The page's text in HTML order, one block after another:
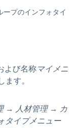
ープのインフォタイ
よび名称マイメニ
す。
→ 人材管理→
カ
タイプメニュー